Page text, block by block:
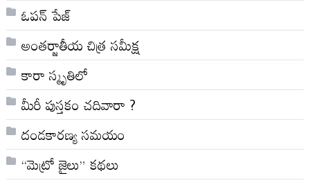
ఓపన్ పేజ్
అంతర్జాతీయ చిత్ర సమీక్ష
కారా స్మృతిలో
మీరీ పుస్తకం చదివారా ?
దండకారణ్య సమయం
“మెట్రో జైలు” కథలు